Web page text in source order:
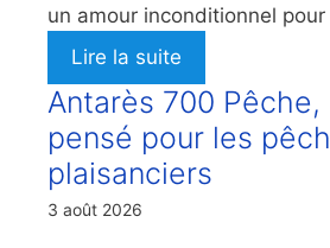
un amour inconditionnel pour
Lire la suite
Antarès 700 Pêche,
pensé pour les
plaisanciers
3 août 2026